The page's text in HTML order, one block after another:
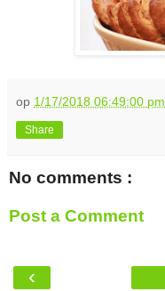
op 1/17/2018 06:49:00 pm
Share
No comments :
Post a Comment
‹